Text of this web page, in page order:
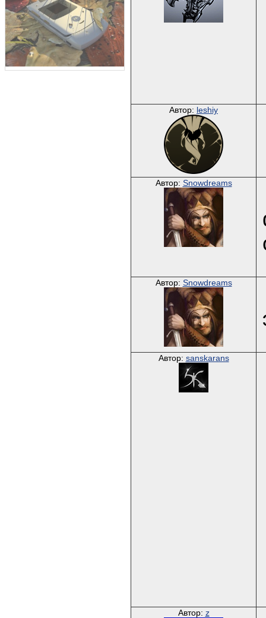
Автор: leshiy
Автор: Snowdreams
Автор: Snowdreams
Автор: sanskarans
Автор: z